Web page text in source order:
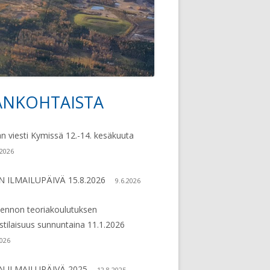
viesti Kymissä 12.-14. kesäkuuta
ILMAILUPÄIVÄ 15.8.2026 9.6.2026
teoriakoulutuksen
sunnuntaina 11.1.2026